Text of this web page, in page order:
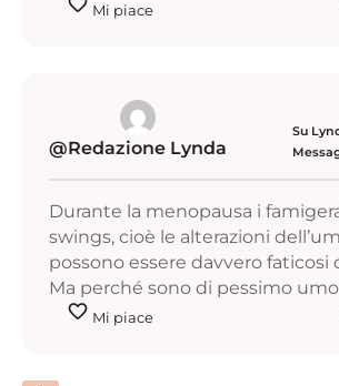
Mi piace
@Redazione Lynda
Su
Durante la menopausa i
swings, cioè le alterazioni
possono essere davvero faticosi
Ma perché sono di pessimo
favorite Mi piace